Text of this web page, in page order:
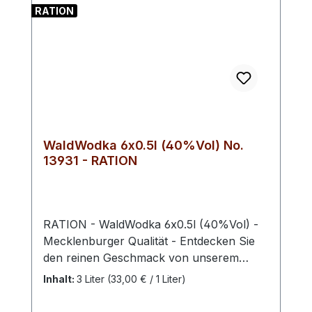
ausgeprägten Strauchschicht.
RATION
WaldWodka 6x0.5l (40%Vol) No.
13931 - RATION
RATION - WaldWodka 6x0.5l (40%Vol) -
Mecklenburger Qualität - Entdecken Sie
den reinen Geschmack von unserem
Waldwodka - die perfekte Ergänzung für
Inhalt: 3 Liter (33,00 € / 1 Liter)